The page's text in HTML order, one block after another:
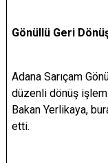
Gönüllü Geri
Adana Sarıçam
düzenli dönüş
Bakan Yerlikaya,
etti.